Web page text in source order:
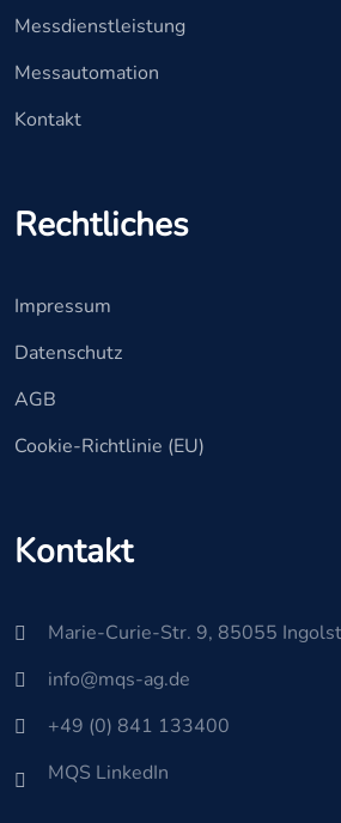
Messdienstleistung
Messautomation
Kontakt
Rechtliches
Impressum
Datenschutz
AGB
Cookie-Richtlinie (EU)
Kontakt
Marie-Curie-Str. 9, 85055
info@mqs-ag.de
+49 (0) 841 133400
MQS LinkedIn